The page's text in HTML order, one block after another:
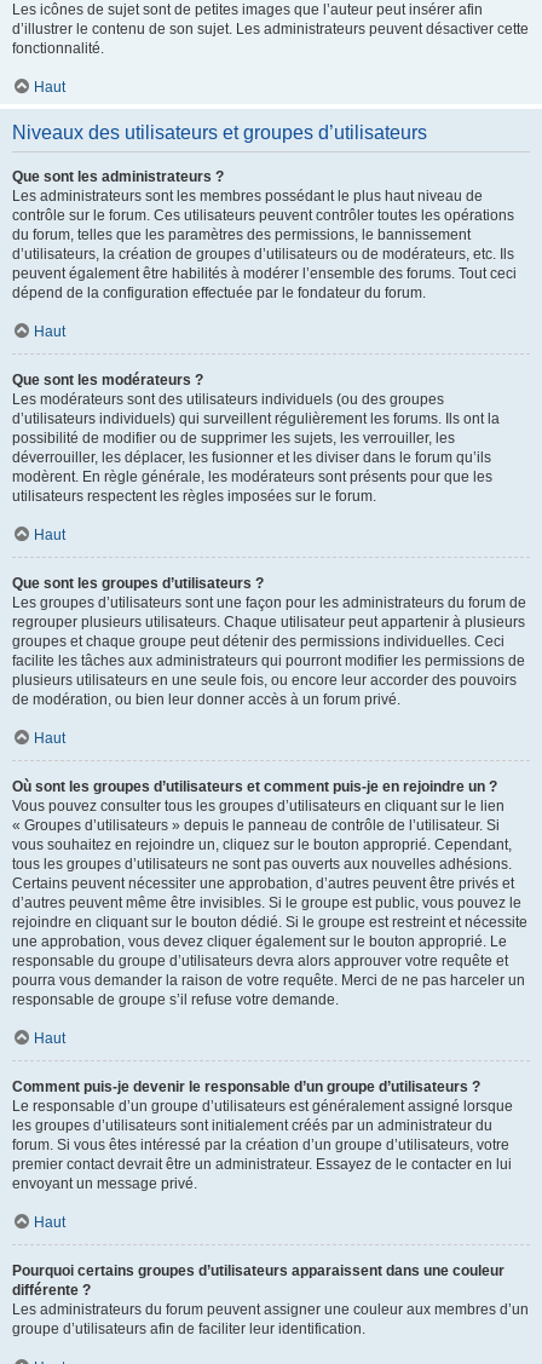
Les icônes de sujet sont de petites images que l’auteur peut insérer afin
d’illustrer le contenu de son sujet. Les administrateurs peuvent désactiver cette
fonctionnalité.
Haut
Niveaux des utilisateurs et groupes d’utilisateurs
Que sont les administrateurs ?
Les administrateurs sont les membres possédant le plus haut niveau de
contrôle sur le forum. Ces utilisateurs peuvent contrôler toutes les opérations
du forum, telles que les paramètres des permissions, le bannissement
d’utilisateurs, la création de groupes d’utilisateurs ou de modérateurs, etc. Ils
peuvent également être habilités à modérer l’ensemble des forums. Tout ceci
dépend de la configuration effectuée par le fondateur du forum.
Haut
Que sont les modérateurs ?
Les modérateurs sont des utilisateurs individuels (ou des groupes
d’utilisateurs individuels) qui surveillent régulièrement les forums. Ils ont la
possibilité de modifier ou de supprimer les sujets, les verrouiller, les
déverrouiller, les déplacer, les fusionner et les diviser dans le forum qu’ils
modèrent. En règle générale, les modérateurs sont présents pour que les
utilisateurs respectent les règles imposées sur le forum.
Haut
Que sont les groupes d’utilisateurs ?
Les groupes d’utilisateurs sont une façon pour les administrateurs du forum de
regrouper plusieurs utilisateurs. Chaque utilisateur peut appartenir à plusieurs
groupes et chaque groupe peut détenir des permissions individuelles. Ceci
facilite les tâches aux administrateurs qui pourront modifier les permissions de
plusieurs utilisateurs en une seule fois, ou encore leur accorder des pouvoirs
de modération, ou bien leur donner accès à un forum privé.
Haut
Où sont les groupes d’utilisateurs et comment puis-je en rejoindre un ?
Vous pouvez consulter tous les groupes d’utilisateurs en cliquant sur le lien
« Groupes d’utilisateurs » depuis le panneau de contrôle de l’utilisateur. Si
vous souhaitez en rejoindre un, cliquez sur le bouton approprié. Cependant,
tous les groupes d’utilisateurs ne sont pas ouverts aux nouvelles adhésions.
Certains peuvent nécessiter une approbation, d’autres peuvent être privés et
d’autres peuvent même être invisibles. Si le groupe est public, vous pouvez le
rejoindre en cliquant sur le bouton dédié. Si le groupe est restreint et nécessite
une approbation, vous devez cliquer également sur le bouton approprié. Le
responsable du groupe d’utilisateurs devra alors approuver votre requête et
pourra vous demander la raison de votre requête. Merci de ne pas harceler un
responsable de groupe s’il refuse votre demande.
Haut
Comment puis-je devenir le responsable d’un groupe d’utilisateurs ?
Le responsable d’un groupe d’utilisateurs est généralement assigné lorsque
les groupes d’utilisateurs sont initialement créés par un administrateur du
forum. Si vous êtes intéressé par la création d’un groupe d’utilisateurs, votre
premier contact devrait être un administrateur. Essayez de le contacter en lui
envoyant un message privé.
Haut
Pourquoi certains groupes d’utilisateurs apparaissent dans une couleur
différente ?
Les administrateurs du forum peuvent assigner une couleur aux membres d’un
groupe d’utilisateurs afin de faciliter leur identification.